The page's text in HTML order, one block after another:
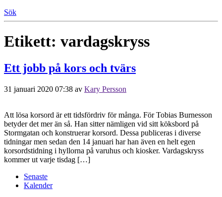
Sök
Etikett: vardagskryss
Ett jobb på kors och tvärs
31 januari 2020 07:38 av Kary Persson
Att lösa korsord är ett tidsfördriv för många. För Tobias Burnesson
betyder det mer än så. Han sitter nämligen vid sitt köksbord på
Stormgatan och konstruerar korsord. Dessa publiceras i diverse
tidningar men sedan den 14 januari har han även en helt egen
korsordstidning i hyllorna på varuhus och kiosker. Vardagskryss
kommer ut varje tisdag […]
Senaste
Kalender